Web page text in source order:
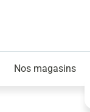
Nos magasins